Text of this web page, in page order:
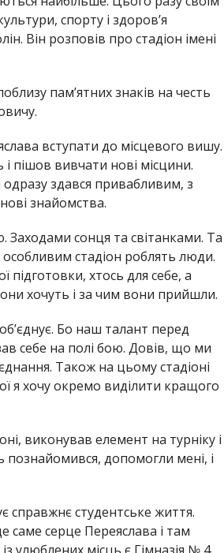
спорту і здоров’я
Він розповів про стадіон імені
пам’ятних знаків на честь
вступати до місцевого вишу.
пішов вивчати нові місцини.
здався привабливим, з
знайомства.
сонця та світанками. Та
стадіон роблять люди.
хтось для себе, а
хочуть і за чим вони прийшли.
Бо наш талант перед
себе на полі бою. Довів, що ми
Також на цьому стадіоні
я хочу окремо виділити кращого
виконував елемент на турніку і
познайомився, допомогли мені, і
справжнє студентське життя.
серце Переяслава і там